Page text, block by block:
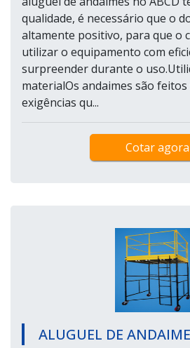
qualidade, é necessário que o
altamente positivo, para que o
utilizar o equipamento com
surpreender durante o
materialOs andaimes são
exigências qu...
Cotar agora
ALUGUEL DE